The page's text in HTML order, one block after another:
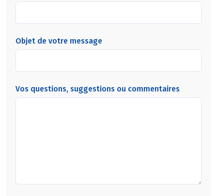
Objet de votre message
Vos questions, suggestions ou commentaires